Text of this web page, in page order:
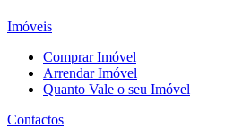
Imóveis
Comprar Imóvel
Arrendar Imóvel
Quanto Vale o seu Imóvel
Contactos